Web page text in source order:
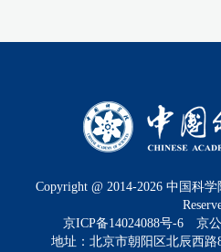
Copyright @ 2014-2026 中国科学
京ICP备14024088号-6
京
地址：北京市朝阳区北辰西路